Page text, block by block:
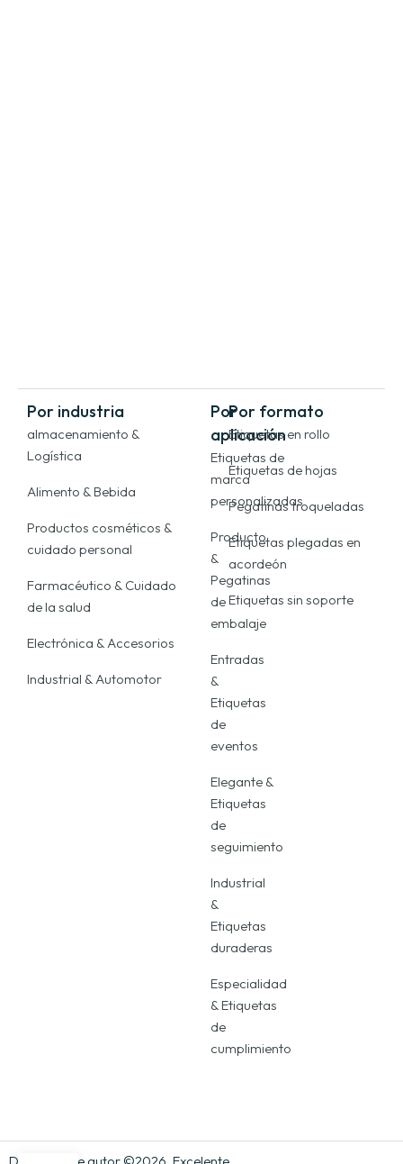
Por industria
almacenamiento &
Logística
Alimento & Bebida
Productos cosméticos &
cuidado personal
Farmacéutico & Cuidado
de la salud
Electrónica & Accesorios
Industrial & Automotor
Por
aplicación
Etiquetas de
marca
personalizadas
Producto
&
Pegatinas
de
embalaje
Entradas
&
Etiquetas
de
eventos
Elegante &
Etiquetas
de
seguimiento
Industrial
&
Etiquetas
duraderas
Especialidad
& Etiquetas
de
cumplimiento
Por formato
Etiquetas en rollo
Etiquetas de hojas
Pegatinas troqueladas
Etiquetas plegadas en
acordeón
Etiquetas sin soporte